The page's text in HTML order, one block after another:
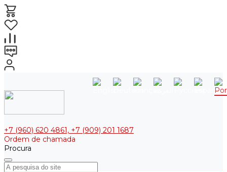
+7 (960) 620 4861, +7 (909) 201 1687
Ordem de chamada
Procura